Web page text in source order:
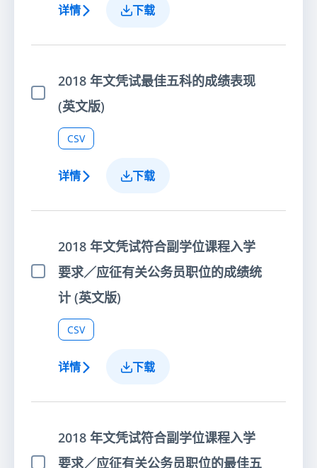
详情 下载
选择项目
2018 年文凭试最佳五科的成绩表现
(英文版)
CSV
详情 下载
选择项目
2018 年文凭试符合副学位课程入学
要求／应征有关公务员职位的成绩统
计 (英文版)
CSV
详情 下载
2018 年文凭试符合副学位课程入学
要求／应征有关公务员职位的最佳五